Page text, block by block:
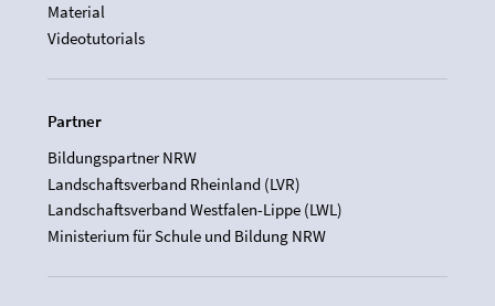
Material
Videotutorials
Partner
Bildungspartner NRW
Landschaftsverband Rheinland (LVR)
Landschaftsverband Westfalen-Lippe (LWL)
Ministerium für Schule und Bildung NRW